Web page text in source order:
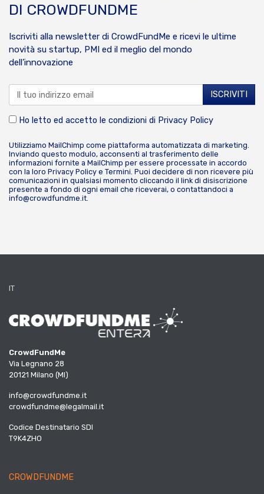
DI CROWDFUNDME
Iscriviti alla newsletter di CrowdFundMe e ricevi le ultime
novità su startup, PMI ed il meglio del mondo
dell’innovazione
Ho letto ed accetto le condizioni di Privacy Policy
Utilizziamo MailChimp come piattaforma automatizzata di marketing.
Inviando questo modulo, acconsenti al trasferimento delle
informazioni fornite a MailChimp per essere processate in accordo
con la loro Privacy Policy e Termini. Puoi decidere di non ricevere più
comunicazioni in qualsiasi momento cliccando il link di disiscrizione
presente a fondo di ogni email che riceverai, o contattandoci a
info@crowdfundme.it.
IT
CrowdFundMe
Via Legnano 28
20121 Milano (MI)
info@crowdfundme.it
crowdfundme@legalmail.it
Codice Destinatario SDI
T9K4ZHO
CROWDFUNDME